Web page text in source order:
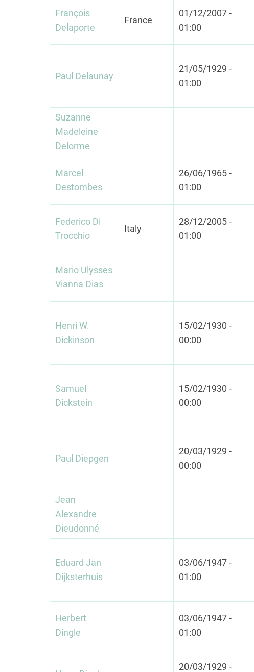
François
Delaporte
France
01/12/2007 -
01:00
Paul Delaunay
21/05/1929 -
01:00
Suzanne
Madeleine
Delorme
Marcel
Destombes
26/06/1965 -
01:00
Federico Di
Trocchio
Italy
28/12/2005 -
01:00
Mario Ulysses
Vianna Dias
Henri W.
Dickinson
15/02/1930 -
00:00
Samuel
Dickstein
15/02/1930 -
00:00
Paul Diepgen
20/03/1929 -
00:00
Jean
Alexandre
Dieudonné
Eduard Jan
Dijksterhuis
03/06/1947 -
01:00
Herbert
Dingle
03/06/1947 -
01:00
20/03/1929 -